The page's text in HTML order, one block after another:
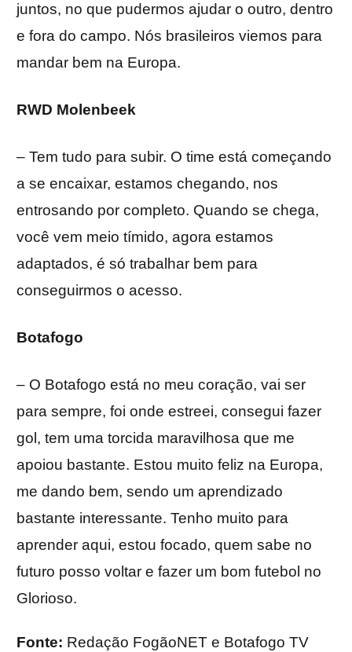
juntos, no que pudermos ajudar o outro, dentro
e fora do campo. Nós brasileiros viemos para
mandar bem na Europa.
RWD Molenbeek
– Tem tudo para subir. O time está começando
a se encaixar, estamos chegando, nos
entrosando por completo. Quando se chega,
você vem meio tímido, agora estamos
adaptados, é só trabalhar bem para
conseguirmos o acesso.
Botafogo
– O Botafogo está no meu coração, vai ser
para sempre, foi onde estreei, consegui fazer
gol, tem uma torcida maravilhosa que me
apoiou bastante. Estou muito feliz na Europa,
me dando bem, sendo um aprendizado
bastante interessante. Tenho muito para
aprender aqui, estou focado, quem sabe no
futuro posso voltar e fazer um bom futebol no
Glorioso.
Fonte: Redação FogãoNET e Botafogo TV